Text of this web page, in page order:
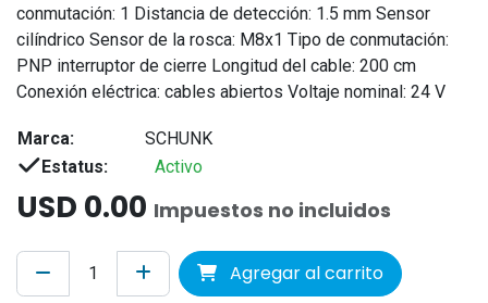
conmutación: 1 Distancia de detección: 1.5 mm Sensor
cilíndrico Sensor de la rosca: M8x1 Tipo de conmutación:
PNP interruptor de cierre Longitud del cable: 200 cm
Conexión eléctrica: cables abiertos Voltaje nominal: 24 V
Marca:
SCHUNK
Estatus:
Activo
USD 0.00 Impuestos no incluidos
Agregar al carrito